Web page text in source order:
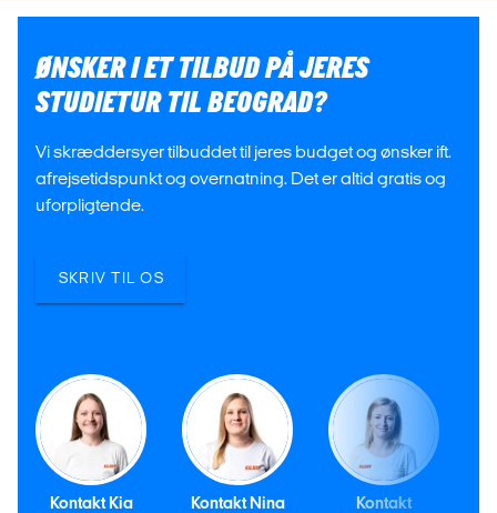
ØNSKER I ET TILBUD PÅ JERES
STUDIETUR TIL BEOGRAD?
Vi skræddersyer tilbuddet til jeres budget og ønsker ift.
afrejsetidspunkt og overnatning. Det er altid gratis og
uforpligtende.
SKRIV TIL OS
Kontakt Kia Kontakt Nina
Kontakt